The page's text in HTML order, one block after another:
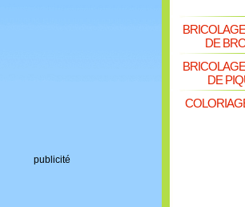
publicité
DE
DE